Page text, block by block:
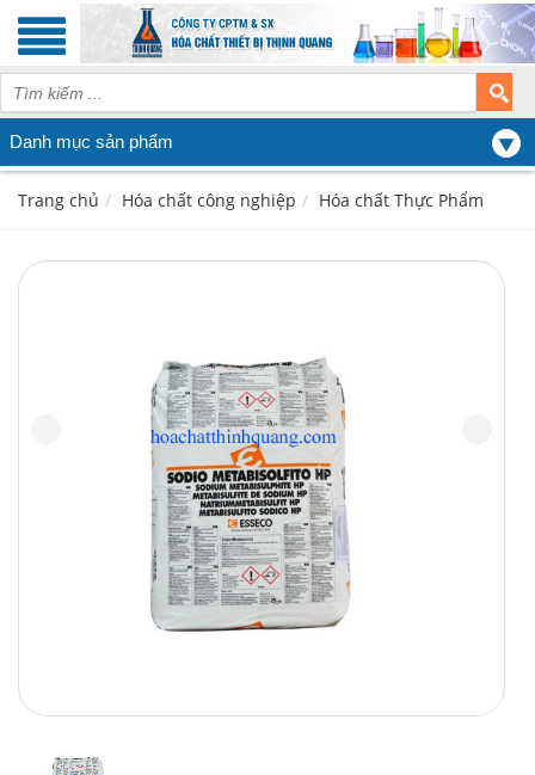
Danh mục sản phẩm
Trang chủ Hóa chất công nghiệp Hóa chất Thực Phẩm